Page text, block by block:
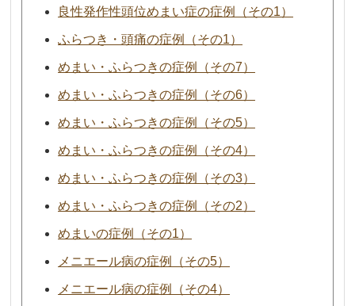
良性発作性頭位めまい症の症例（その1）
ふらつき・頭痛の症例（その1）
めまい・ふらつきの症例（その7）
めまい・ふらつきの症例（その6）
めまい・ふらつきの症例（その5）
めまい・ふらつきの症例（その4）
めまい・ふらつきの症例（その3）
めまい・ふらつきの症例（その2）
めまいの症例（その1）
メニエール病の症例（その5）
メニエール病の症例（その4）